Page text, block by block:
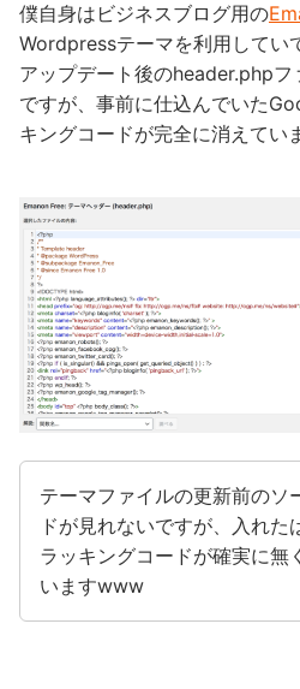
僕自身はビジネスブログ用の
Wordpressテーマを利用してい
アップデート後のheader.php
ですが、事前に仕込んでいた
キングコードが完全に消えてい
テーマファイルの更新前のソ
ドが見れないですが、入れた
ラッキングコードが確実に無
いますwww